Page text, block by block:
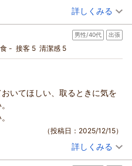
くの飲食店もあり便利にご利
意しておりますので、お声掛
用いただければ幸いでござい
食バイキング！観光・お仕事の前に
ダブル 朝のみ
人あたり/税込)
用いただきまして、誠にあり
ありがとうございます。
きまして大変うれしく思いま
てはいるのですが少し小さめ
詳しくみる
男性/40代 出張
- 接客 5 清潔感 5
いてほしい、取るときに気を
（投稿日：2025/12/15）
詳しくみる